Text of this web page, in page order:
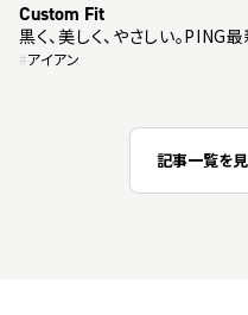
Custom Fit
黒く、美しく、やさしい。PING
#アイアン
記事一覧を